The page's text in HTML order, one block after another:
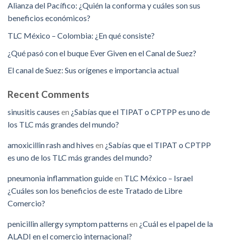
Alianza del Pacífico: ¿Quién la conforma y cuáles son sus
beneficios económicos?
TLC México – Colombia: ¿En qué consiste?
¿Qué pasó con el buque Ever Given en el Canal de Suez?
El canal de Suez: Sus orígenes e importancia actual
Recent Comments
sinusitis causes en ¿Sabías que el TIPAT o CPTPP es uno de
los TLC más grandes del mundo?
amoxicillin rash and hives en ¿Sabías que el TIPAT o CPTPP
es uno de los TLC más grandes del mundo?
pneumonia inflammation guideen TLC México – Israel
¿Cuáles son los beneficios de este Tratado de Libre
Comercio?
penicillin allergy symptom patterns en ¿Cuál es el papel de la
ALADI en el comercio internacional?